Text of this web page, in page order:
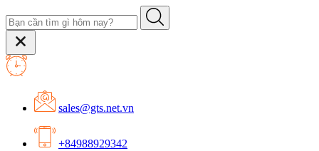
sales@gts.net.vn
+84988929342